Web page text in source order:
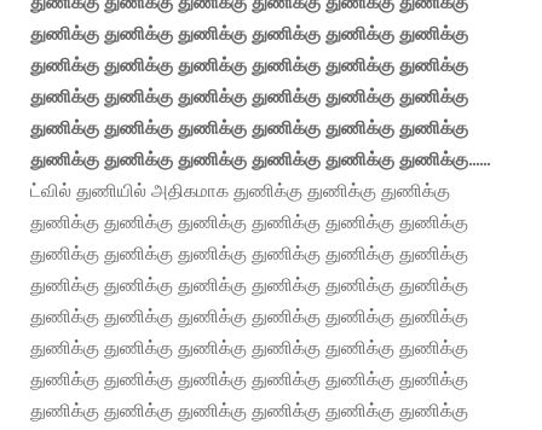
துணிக்கு துணிக்கு துணிக்கு துணிக்கு துணிக்கு துணிக்கு
துணிக்கு துணிக்கு துணிக்கு துணிக்கு துணிக்கு துணிக்கு
துணிக்கு துணிக்கு துணிக்கு துணிக்கு துணிக்கு துணிக்கு
துணிக்கு துணிக்கு துணிக்கு துணிக்கு துணிக்கு துணிக்கு
துணிக்கு துணிக்கு துணிக்கு துணிக்கு துணிக்கு துணிக்கு......
ட்வில் துணியில் அதிகமாக துணிக்கு துணிக்கு துணிக்கு
துணிக்கு துணிக்கு துணிக்கு துணிக்கு துணிக்கு துணிக்கு
துணிக்கு துணிக்கு துணிக்கு துணிக்கு துணிக்கு துணிக்கு
துணிக்கு துணிக்கு துணிக்கு துணிக்கு துணிக்கு துணிக்கு
துணிக்கு துணிக்கு துணிக்கு துணிக்கு துணிக்கு துணிக்கு
துணிக்கு துணிக்கு துணிக்கு துணிக்கு துணிக்கு துணிக்கு
துணிக்கு துணிக்கு துணிக்கு துணிக்கு துணிக்கு துணிக்கு
துணிக்கு துணிக்கு துணிக்கு துணிக்கு துணிக்கு துணிக்கு